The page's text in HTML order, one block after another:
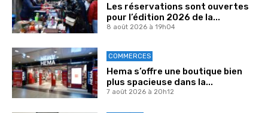
Les réservations sont ouvertes
pour l’édition 2026 de la...
8 août 2026 à 19h04
COMMERCES
Hema s’offre une boutique bien
plus spacieuse dans la...
7 août 2026 à 20h12